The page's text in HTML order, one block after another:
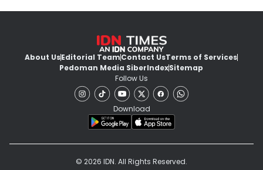
About UsEditorial TeamContact UsTerms of Services
Pedoman Media SiberIndexSitemap
Follow Us
Download
© 2026 IDN. All Rights Reserved.